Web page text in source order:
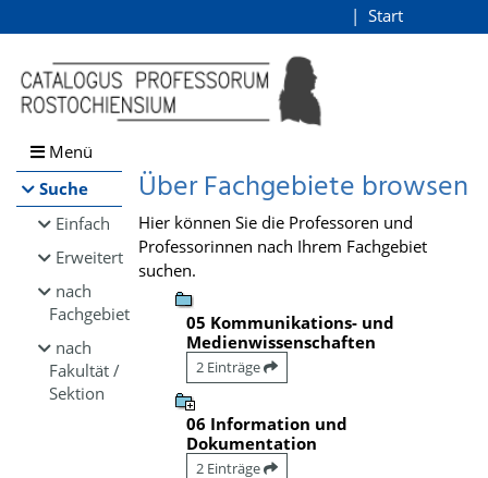
Browsen
direkt zum Inhalt
Start
Menü
Suche
Einfach
Erweitert
nach
Fachgebiet
nach
Fakultät /
Sektion
Über Fachgebiete browsen
Hier können Sie die Professoren und
Professorinnen nach Ihrem Fachgebiet
suchen.
05 Kommunikations- und
Medienwissenschaften
2 Einträge
06 Information und
Dokumentation
2 Einträge